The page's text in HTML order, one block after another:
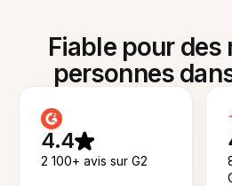
Fiable pour
personnes
4.4
2 100+ avis sur G2